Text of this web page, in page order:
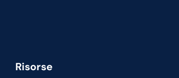
Risorse